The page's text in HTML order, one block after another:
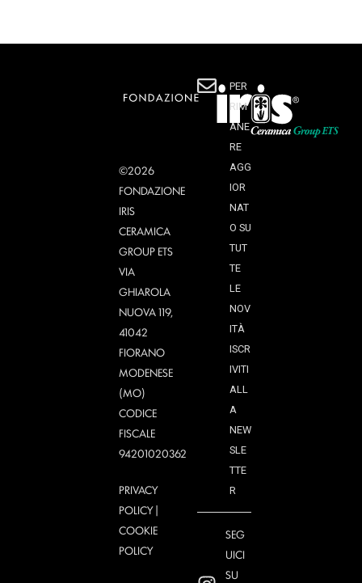
©2026
FONDAZIONE
IRIS
CERAMICA
GROUP ETS
VIA
GHIAROLA
NUOVA 119,
41042
FIORANO
MODENESE
(MO)
CODICE
FISCALE
94201020362
PRIVACY
POLICY|
COOKIE
POLICY
PER
RIM
ANE
RE
AGG
IOR
NAT
O SU
TUT
TE
LE
NOV
ITÀ
ISCR
IVITI
ALL
A
NEW
SLE
TTE
R
SEG
UICI
SU